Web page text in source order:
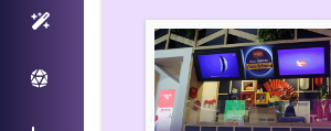
Sensores Inteligentes
Plataforma Virtual